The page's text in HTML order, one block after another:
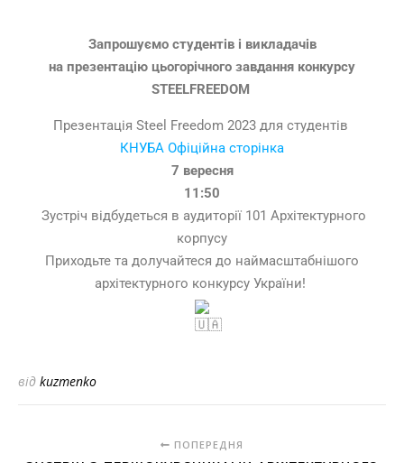
Запрошуємо студентів і викладачів
на презентацію цьогорічного завдання конкурсу
STEELFREEDOM
Презентація Steel Freedom 2023 для студентів
КНУБА Офіційна сторінка
7 вересня
11:50
Зустріч відбудеться в аудиторії 101 Архітектурного
корпусу
Приходьте та долучайтеся до наймасштабнішого
архітектурного конкурсу України!
від kuzmenko
ПОПЕРЕДНЯ